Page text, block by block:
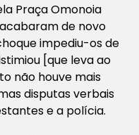
Praça Omonoia
de novo
impediu-os de
[que leva ao
não houve mais
disputas verbais
e a polícia.